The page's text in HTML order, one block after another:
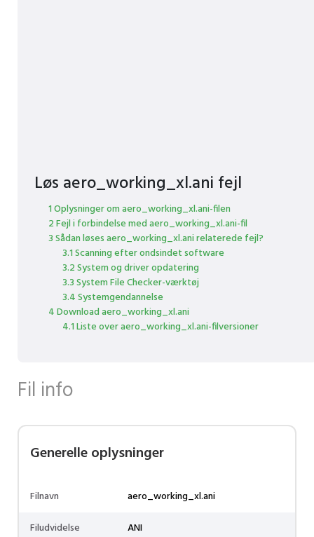
Løs aero_working_xl.ani fejl
1 Oplysninger om aero_working_xl.ani-filen
2 Fejl i forbindelse med aero_working_xl.ani-fil
3 Sådan løses aero_working_xl.ani relaterede fejl?
3.1 Scanning efter ondsindet software
3.2 System og driver opdatering
3.3 System File Checker-værktøj
3.4 Systemgendannelse
4 Download aero_working_xl.ani
4.1 Liste over aero_working_xl.ani-filversioner
Fil info
Generelle oplysninger
Filnavn
aero_working_xl.ani
Filudvidelse
ANI